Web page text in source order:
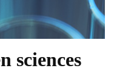
sciences